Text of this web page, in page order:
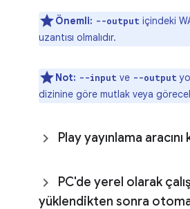
Önemli: --output içindeki
uzantısı olmalıdır.
Not: --input ve --output
dizinine göre mutlak veya
Play yayınlama aracını
PC'de yerel olarak
yüklendikten sonra